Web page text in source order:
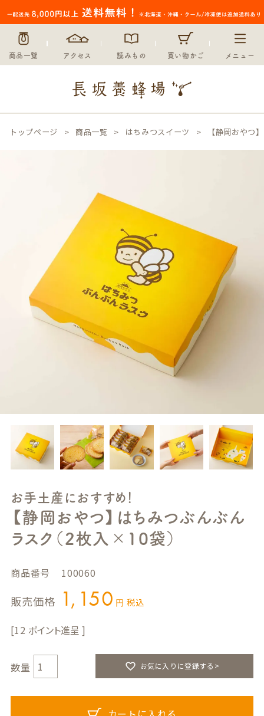
商品一覧 アクセス 読みもの 買い物かご メニュー
トップページ 商品一覧 はちみつスイーツ 【静岡おやつ
お手土産におすすめ！
【静岡おやつ】はちみつぶんぶん
ラスク（2枚入×10袋）
商品番号 100060
販売価格 1,150 税込
12
お気に入りに登録する>